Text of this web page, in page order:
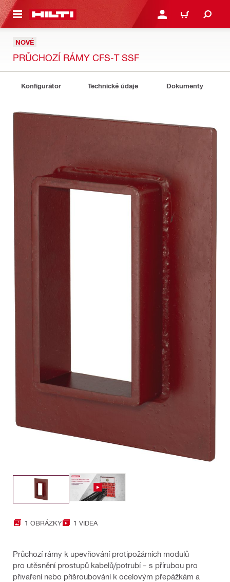
HLAVNÍ OBSAH PŘIHLÁSIT NEBO
KOŠÍK
NOVÉ
PRŮCHOZÍ RÁMY CFS-T SSF
Konfigurátor Technické údaje Dokumenty
1 OBRÁZKY 1 VIDEA
Průchozí rámy k upevňování protipožárních modulů
pro utěsnění prostupů kabelů/potrubí – s přírubou pro
přivaření nebo přišroubování k ocelovým přepážkám a